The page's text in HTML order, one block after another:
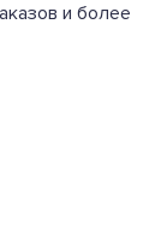
и более